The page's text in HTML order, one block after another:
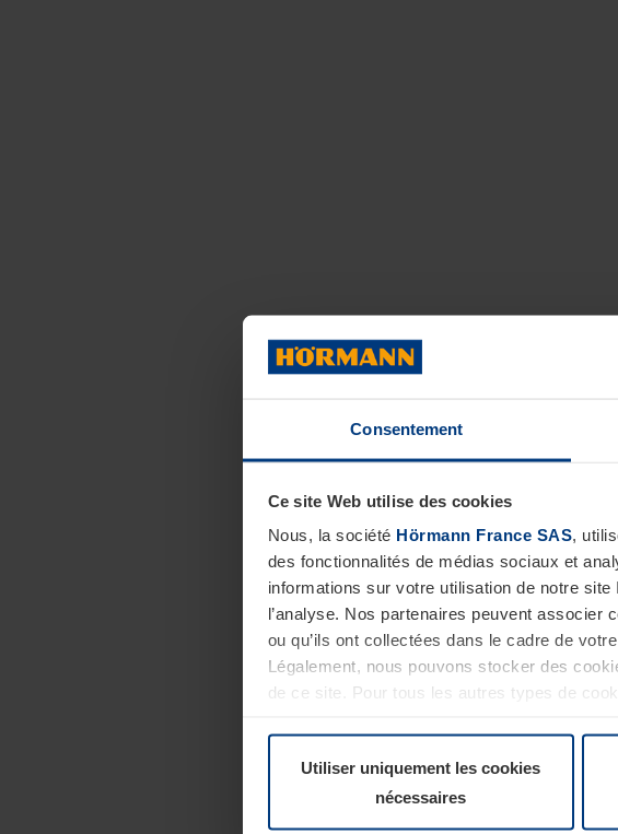
Consentement
Ce site Web utilise des cookies
Nous, la société Hörmann France SAS,
des fonctionnalités de médias sociaux et
informations sur votre utilisation de notre
l’analyse. Nos partenaires peuvent associer
ou qu’ils ont collectées dans le cadre de
Légalement, nous pouvons stocker des
de ce site. Pour tous les autres types de
Utiliser uniquement les cookies
nécessaires